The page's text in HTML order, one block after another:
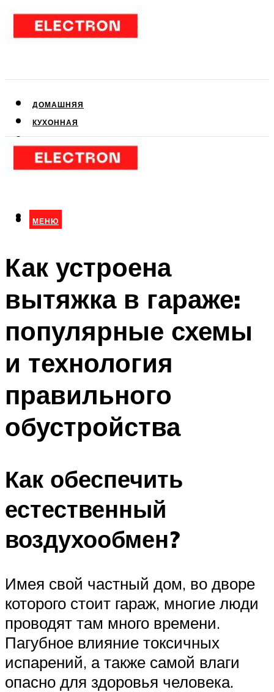
ДОМАШНЯЯ
КУХОННАЯ
КЛИМАТИЧЕСКАЯ
МЕНЮ
МЕНЮ
Как устроена
вытяжка в гараже:
популярные схемы
и технология
правильного
обустройства
Как обеспечить
естественный
воздухообмен?
Имея свой частный дом, во дворе
которого стоит гараж, многие люди
проводят там много времени.
Пагубное влияние токсичных
испарений, а также самой влаги
опасно для здоровья человека.